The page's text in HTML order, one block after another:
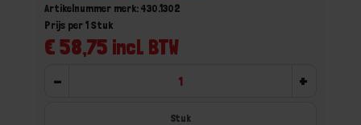
Artikelnummer merk: 430.1302
€ 58,75 incl. BTW
Prijs per 1 Stuk
- +
Stuk